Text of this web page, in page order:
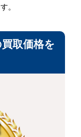
。
取価格を